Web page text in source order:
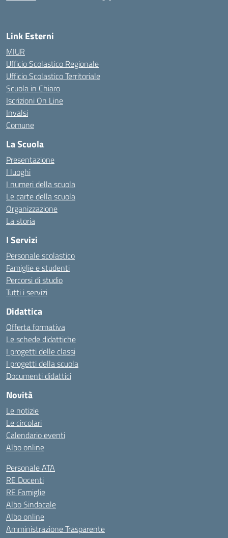
Link Esterni
MIUR
Ufficio Scolastico Regionale
Ufficio Scolastico Territoriale
Scuola in Chiaro
Iscrizioni On Line
Invalsi
Comune
La Scuola
Presentazione
I luoghi
I numeri della scuola
Le carte della scuola
Organizzazione
La storia
I Servizi
Personale scolastico
Famiglie e studenti
Percorsi di studio
Tutti i servizi
Didattica
Offerta formativa
Le schede didattiche
I progetti delle classi
I progetti della scuola
Documenti didattici
Novità
Le notizie
Le circolari
Calendario eventi
Albo online
Personale ATA
RE Docenti
RE Famiglie
Albo Sindacale
Albo online
Amministrazione Trasparente